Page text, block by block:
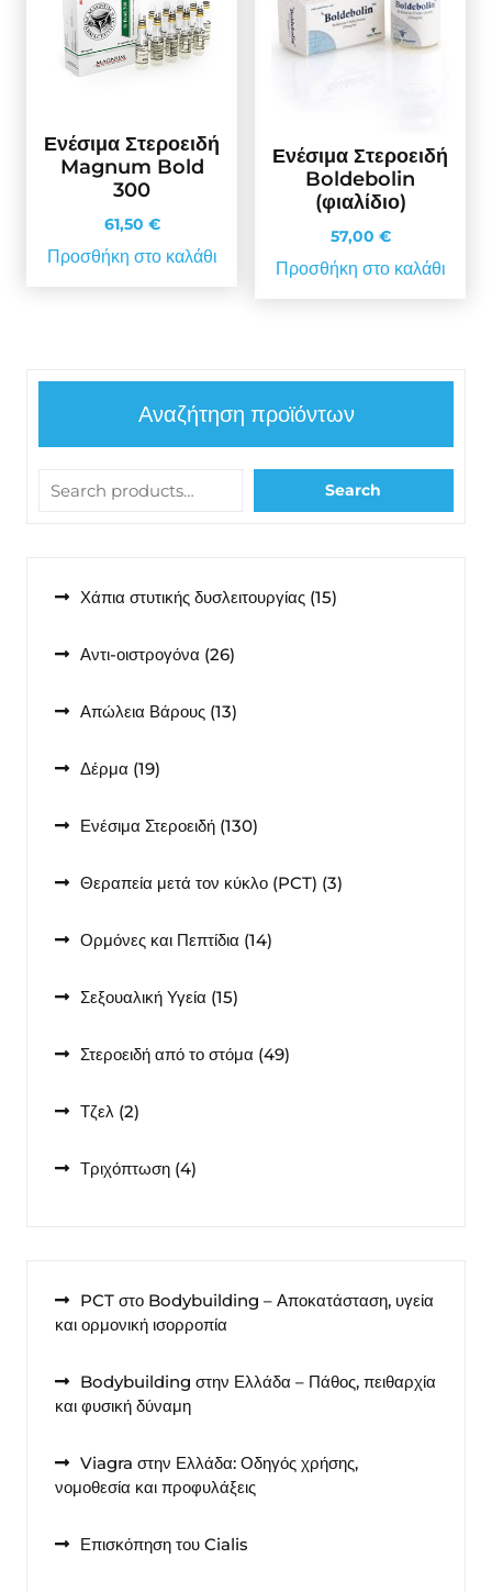
Ενέσιμα Στεροειδή
Magnum Bold
300
61,50 €
Προσθήκη στο καλάθι
Ενέσιμα Στεροειδή
Boldebolin
(φιαλίδιο)
57,00 €
Προσθήκη στο καλάθι
Αναζήτηση προϊόντων
Search
Χάπια στυτικής δυσλειτουργίας 1515
Αντι-οιστρογόνα 2626
Απώλεια Βάρους 1313
Δέρμα 1919
Ενέσιμα Στεροειδή 130130
Θεραπεία μετά τον κύκλο (PCT) 33
Ορμόνες και Πεπτίδια 1414
Σεξουαλική Υγεία 1515
Στεροειδή από το στόμα 4949
Τζελ 22
Τριχόπτωση 44
PCT στο Bodybuilding – Αποκατάσταση, υγεία
και ορμονική ισορροπία
Bodybuilding στην Ελλάδα – Πάθος, πειθαρχία
και φυσική δύναμη
Viagra στην Ελλάδα: Οδηγός χρήσης,
νομοθεσία και προφυλάξεις
Επισκόπηση του Cialis